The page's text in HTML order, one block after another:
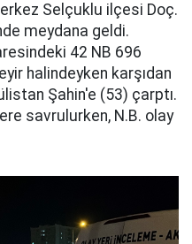
Selçuklu ilçesi Doç.
meydana geldi.
42 NB 696
halindeyken karşıdan
Şahin'e (53) çarptı.
savrulurken, N.B. olay